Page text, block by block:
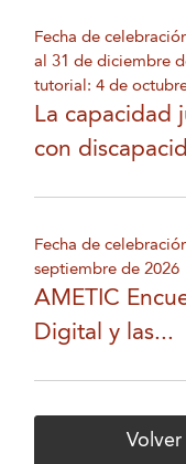
Fecha de
al 31 de diciembre
tutorial: 4 de
La capacidad
con
Fecha de
septiembre de 2026
AMETIC
Digital y las...
Volver